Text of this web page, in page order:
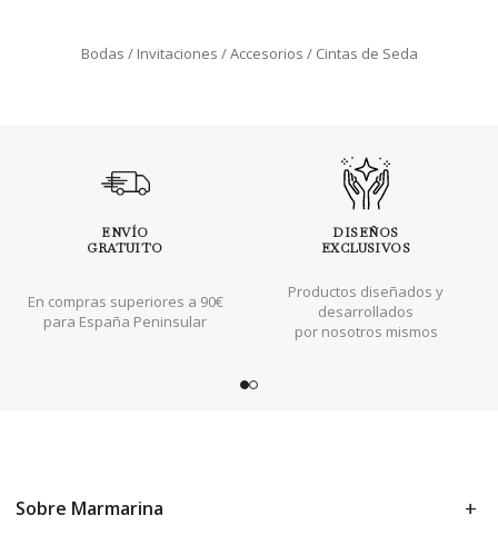
Bodas Invitaciones Accesorios Cintas de Seda
ENVÍO
GRATUITO
En compras superiores a 90€
para España Peninsular
DISEÑOS
EXCLUSIVOS
Productos diseñados y
desarrollados
por nosotros mismos
Sobre Marmarina